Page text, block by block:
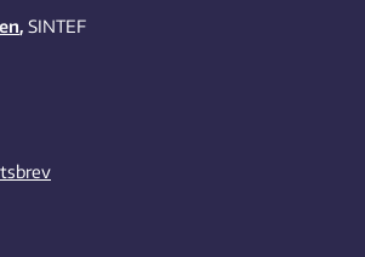
, SINTEF